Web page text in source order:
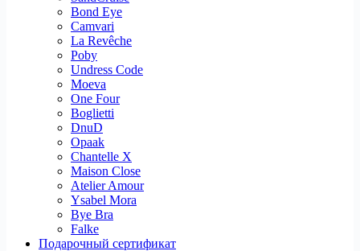
Bond Eye
Camvari
La Revêche
Poby
Undress Code
Moeva
One Four
Boglietti
DnuD
Opaak
Chantelle X
Maison Close
Atelier Amour
Ysabel Mora
Bye Bra
Falke
Подарочный сертификат